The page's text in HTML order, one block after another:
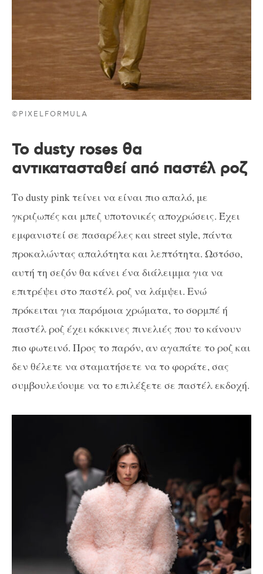
©PIXELFORMULA
Το dusty roses θα
αντικατασταθεί από παστέλ ροζ
Το dusty pink τείνει να είναι πιο απαλό, με
γκριζωπές και μπεζ υποτονικές αποχρώσεις. Έχει
εμφανιστεί σε πασαρέλες και street style, πάντα
προκαλώντας απαλότητα και λεπτότητα. Ωστόσο,
αυτή τη σεζόν θα κάνει ένα διάλειμμα για να
επιτρέψει στο παστέλ ροζ να λάμψει. Ενώ
πρόκειται για παρόμοια χρώματα, το σορμπέ ή
παστέλ ροζ έχει κόκκινες πινελιές που το κάνουν
πιο φωτεινό. Προς το παρόν, αν αγαπάτε το ροζ και
δεν θέλετε να σταματήσετε να το φοράτε, σας
συμβουλεύουμε να το επιλέξετε σε παστέλ εκδοχή.